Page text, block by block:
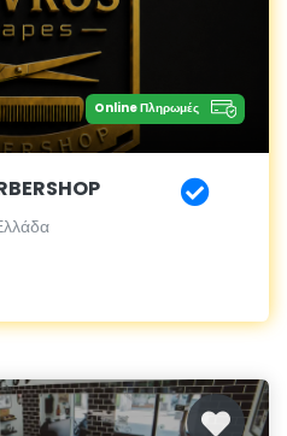
Online Πληρωμές